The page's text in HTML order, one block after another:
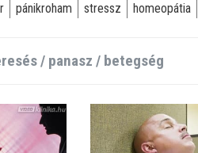
pánikroham stressz homeopátia